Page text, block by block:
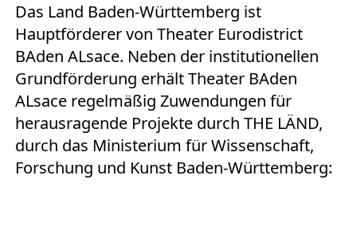
Stücke
Geschichte
Ensemble
Theater BAden ALsace Spielstätte im
Europäischen Forum am Rhein
Förderer und Partner Theater BAden
Das Land Baden-Württemberg ist
Hauptförderer von Theater Eurodistrict
BAden ALsace. Neben der institutionellen
Grundförderung erhält Theater BAden
ALsace regelmäßig Zuwendungen für
herausragende Projekte durch THE LÄND,
durch das Ministerium für Wissenschaft,
Forschung und Kunst Baden-Württemberg: